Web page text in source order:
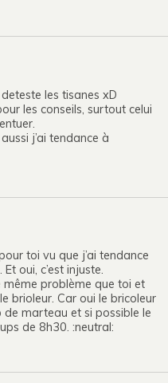
les tisanes xD
les conseils, surtout celui
j’ai tendance à
toi vu que j’ai tendance
oui, c’est injuste.
même problème que toi et
brioleur. Car oui le bricoleur
marteau et si possible le
de 8h30. :neutral: